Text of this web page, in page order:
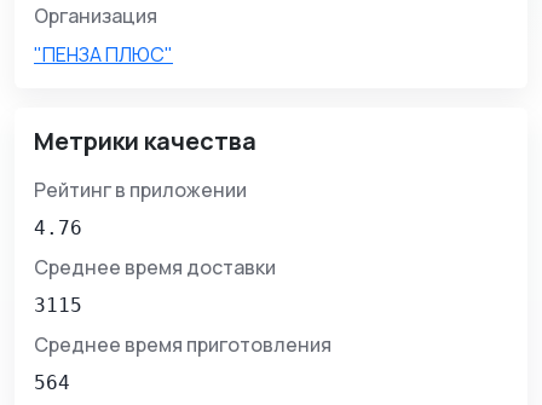
Организация
"ПЕНЗА ПЛЮС"
Метрики качества
Рейтинг в приложении
4.76
Среднее время доставки
3115
Среднее время приготовления
564